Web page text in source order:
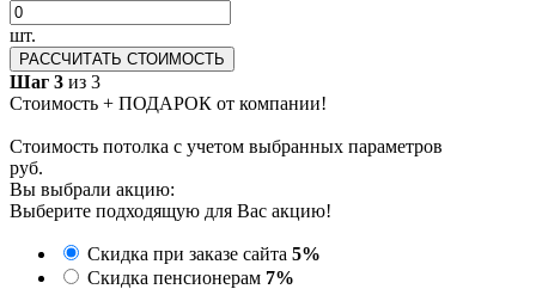
шт.
РАССЧИТАТЬ СТОИМОСТЬ
Шаг 3 из 3
Стоимость + ПОДАРОК от компании!
Стоимость потолка с учетом выбранных параметров
руб.
Вы выбрали акцию:
Выберите подходящую для Вас акцию!
Скидка при заказе сайта 5%
Скидка пенсионерам 7%